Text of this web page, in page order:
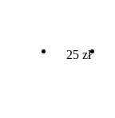
25 zł